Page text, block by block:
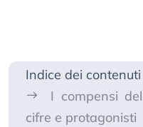
Indice dei contenuti
I compensi
cifre e protagonisti